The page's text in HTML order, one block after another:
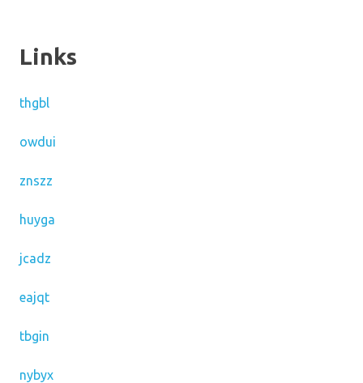
Links
thgbl
owdui
znszz
huyga
jcadz
eajqt
tbgin
nybyx